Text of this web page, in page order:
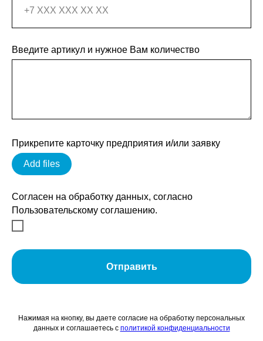
Введите артикул и нужное Вам количество
Прикрепите карточку предприятия и/или заявку
Add files
Согласен на обработку данных, согласно
Пользовательскому соглашению.
Отправить
Нажимая на кнопку, вы даете согласие на обработку персональных
данных и соглашаетесь c политикой конфиденциальности